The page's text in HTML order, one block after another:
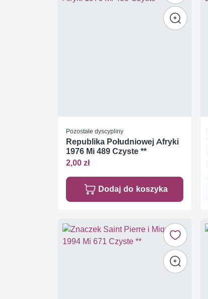
Pozostałe dyscypliny
Republika Południowej Afryki
1976 Mi 489 Czyste **
2,00 zł
Dodaj do koszyka